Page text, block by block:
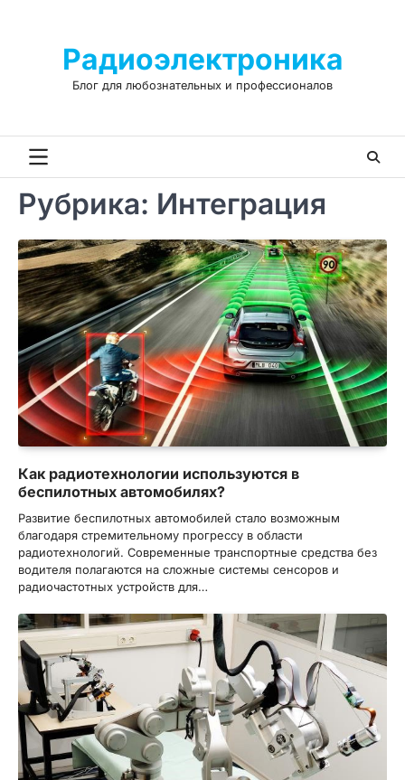
Радиоэлектроника
Блог для любознательных и профессионалов
Рубрика: Интеграция
Как радиотехнологии используются в
беспилотных автомобилях?
Развитие беспилотных автомобилей стало возможным
благодаря стремительному прогрессу в области
радиотехнологий. Современные транспортные средства без
водителя полагаются на сложные системы сенсоров и
радиочастотных устройств для…